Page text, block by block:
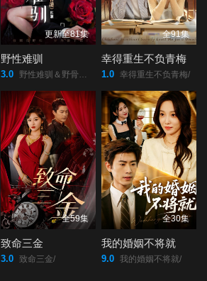
50 51
53 54
56 57
59 60
62 63
65 66
68 69
更新至81集
野性难驯
3.0 野性难驯＆野骨难驯/
全91集
幸得重生不负青梅
1.0 幸得重生不负青梅/
全59集
致命三金
3.0 致命三金/
全30集
我的婚姻不将就
9.0 我的婚姻不将就/